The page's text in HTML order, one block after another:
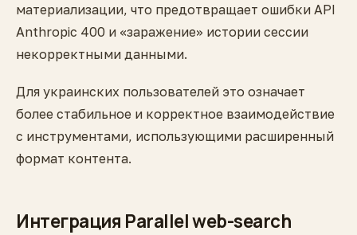
материализации, что предотвращает ошибки API
Anthropic 400 и «заражение» истории сессии
некорректными данными.
Для украинских пользователей это означает
более стабильное и корректное взаимодействие
с инструментами, использующими расширенный
формат контента.
Интеграция Parallel web-search